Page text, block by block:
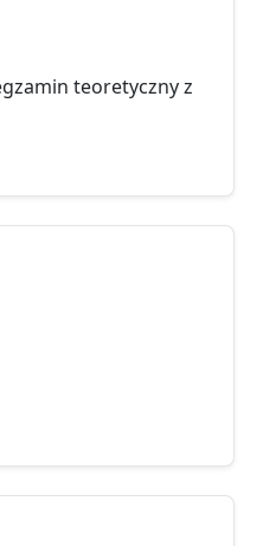
teoretyczny z